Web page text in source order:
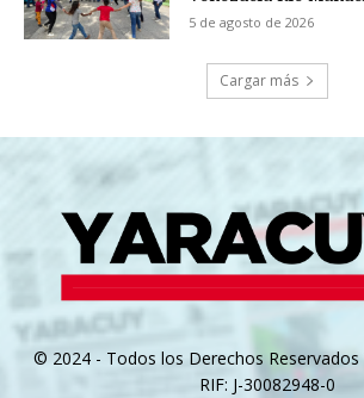
5 de agosto de 2026
Cargar más
© 2024 - Todos los Derechos Reservados
RIF: J-30082948-0